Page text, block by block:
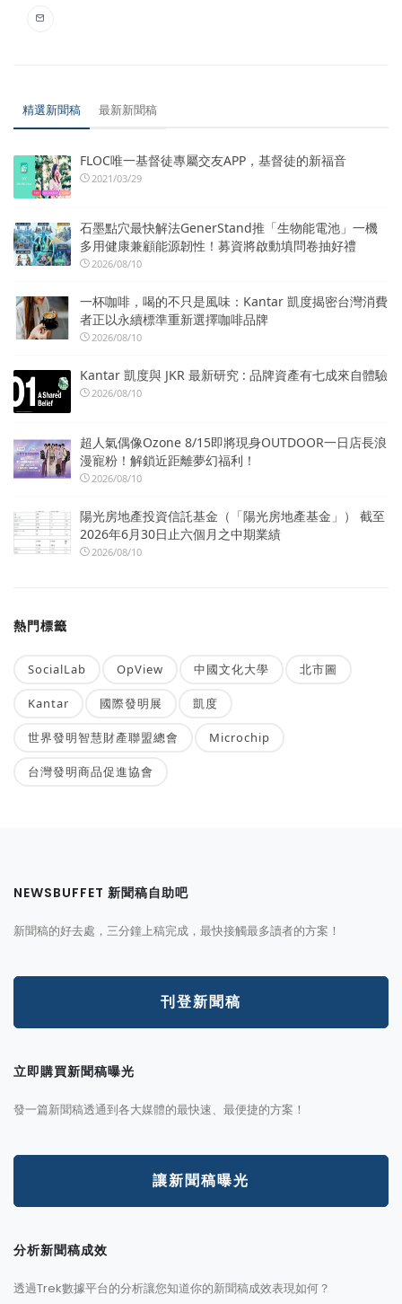
精選新聞稿 最新新聞稿
FLOC唯一基督徒專屬交友APP，基督徒的新福音
2021/03/29
石墨點穴最快解法GenerStand推「生物能電池」一機
多用健康兼顧能源韌性！募資將啟動填問卷抽好禮
2026/08/10
一杯咖啡，喝的不只是風味：Kantar 凱度揭密台灣消費
者正以永續標準重新選擇咖啡品牌
2026/08/10
Kantar 凱度與 JKR 最新研究 : 品牌資產有七成來自體驗
2026/08/10
超人氣偶像Ozone 8/15即將現身OUTDOOR一日店長浪
漫寵粉！解鎖近距離夢幻福利！
2026/08/10
陽光房地產投資信託基金（「陽光房地產基金」） 截至
2026年6月30日止六個月之中期業績
2026/08/10
熱門標籤
SocialLab OpView 中國文化大學 北市圖
Kantar 國際發明展 凱度
世界發明智慧財產聯盟總會 Microchip
台灣發明商品促進協會
NEWSBUFFET 新聞稿自助吧
新聞稿的好去處，三分鐘上稿完成，最快接觸最多讀者的方案！
刊登新聞稿
立即購買新聞稿曝光
發一篇新聞稿透通到各大媒體的最快速、最便捷的方案！
讓新聞稿曝光
分析新聞稿成效
透過Trek數據平台的分析讓您知道你的新聞稿成效表現如何？